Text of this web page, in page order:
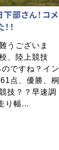
部さん！コメ
！
うございま
、陸上競技
ですね？イン
点、優勝、桐
技？？早速調
り幅...